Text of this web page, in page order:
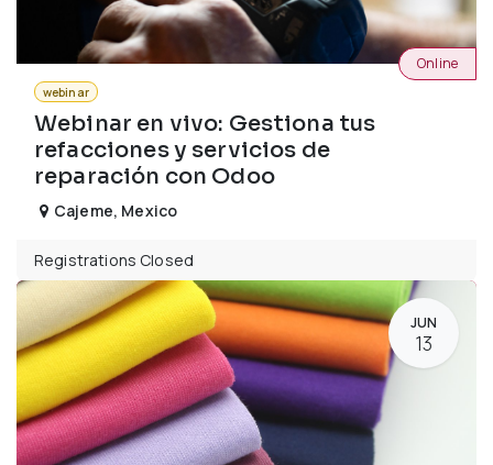
webinar
Webinar en vivo: Gestiona tus
refacciones y servicios de
reparación con Odoo
Online
Cajeme, Mexico
Registrations Closed
JUN
13